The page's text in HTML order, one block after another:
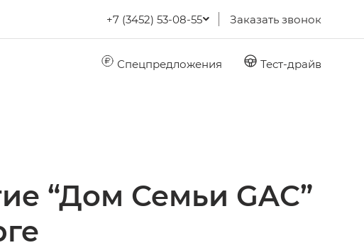
+7 (3452) 53-08-55 Заказать звонок
Спецпредложения Тест-драйв
“Дом Семьи GAC”